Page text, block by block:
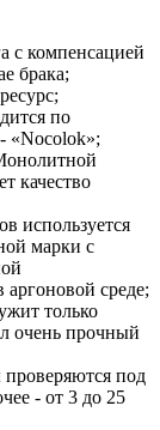
с компенсацией
брака;
по
«Nocolok»;
качество
используется
марки с
аргоновой среде;
только
очень прочный
проверяются под
- от 3 до 25